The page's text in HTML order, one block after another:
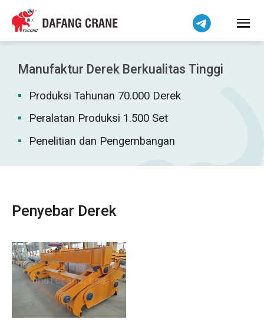
Manufaktur Derek Berkualitas Tinggi
Produksi Tahunan 70.000 Derek
Peralatan Produksi 1.500 Set
Penelitian dan Pengembangan
Penyebar Derek
हिन्दी
Bahasa Melayu
Tiếng Việt
简体中文
فارسی
Pilipino
اردو
Kiswahili
Norsk
O‘zbekcha